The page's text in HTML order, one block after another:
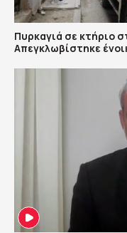
Πυρκαγιά σε κτήριο
Απεγκλωβίστηκε